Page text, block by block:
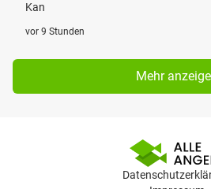
Kan
vor 9 Stunden
Mehr